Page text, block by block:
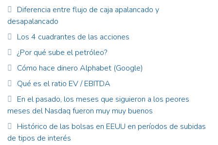
Diferencia entre flujo de caja apalancado y
desapalancado
Los 4 cuadrantes de las acciones
¿Por qué sube el petróleo?
Cómo hace dinero Alphabet (Google)
Qué es el ratio EV / EBITDA
En el pasado, los meses que siguieron a los peores
meses del Nasdaq fueron muy muy buenos
Histórico de las bolsas en EEUU en períodos de subidas
de tipos de interés